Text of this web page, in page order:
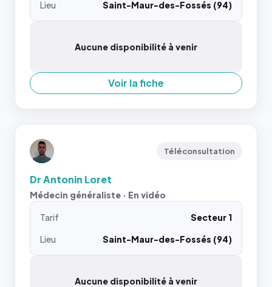
Lieu
Saint-Maur-des-Fossés (94)
Aucune disponibilité à venir
Voir la fiche
Téléconsultation
Dr Antonin Loret
Médecin généraliste · En vidéo
Tarif
Secteur 1
Lieu
Saint-Maur-des-Fossés (94)
Aucune disponibilité à venir